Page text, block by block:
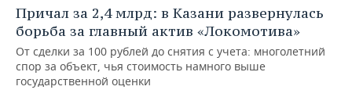
Причал за 2,4 млрд: в Казани развернулась
борьба за главный актив «Локомотива»
От сделки за 100 рублей до снятия с учета: многолетний
спор за объект, чья стоимость намного выше
государственной оценки